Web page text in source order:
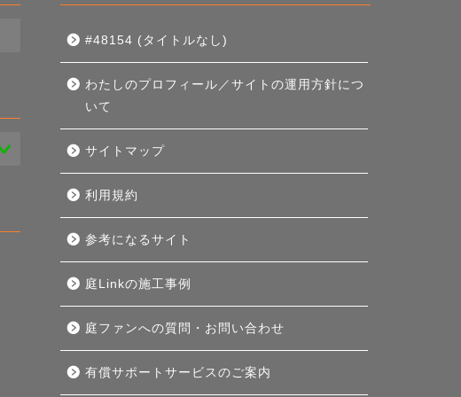
#48154 (タイトルなし)
わたしのプロフィール／サイトの運用方針につ
いて
サイトマップ
利用規約
参考になるサイト
庭Linkの施工事例
庭ファンへの質問・お問い合わせ
有償サポートサービスのご案内